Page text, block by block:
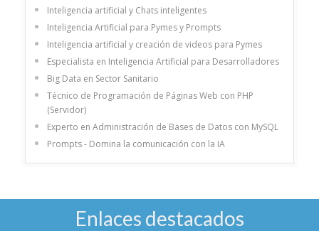
Inteligencia artificial y Chats inteligentes
Inteligencia Artificial para Pymes y Prompts
Inteligencia artificial y creación de videos para Pymes
Especialista en Inteligencia Artificial para Desarrolladores
Big Data en Sector Sanitario
Técnico de Programación de Páginas Web con PHP
(Servidor)
Experto en Administración de Bases de Datos con MySQL
Prompts - Domina la comunicación con la IA
Enlaces destacados